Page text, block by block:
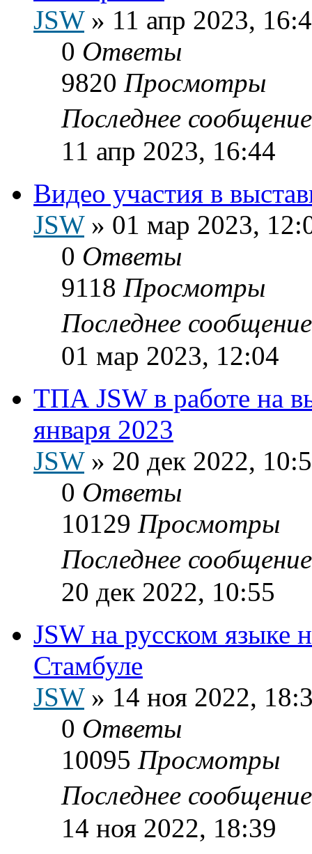
JSW» 11 апр 2023,
0 Ответы
9820 Просмотры
Последнее
11 апр 2023, 16:44
Видео участия в
JSW» 01 мар 2023,
0 Ответы
9118 Просмотры
Последнее
01 мар 2023, 12:04
ТПА JSW в работе на
января 2023
JSW» 20 дек 2022,
0 Ответы
10129 Просмотры
Последнее
20 дек 2022, 10:55
JSW на русском языке
Стамбуле
JSW» 14 ноя 2022,
0 Ответы
10095 Просмотры
Последнее
14 ноя 2022, 18:39